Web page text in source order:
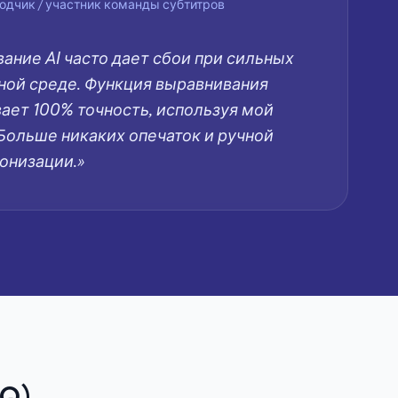
/ участник команды субтитров
AI часто дает сбои при сильных
среде. Функция выравнивания
100% точность, используя мой
никаких опечаток и ручной